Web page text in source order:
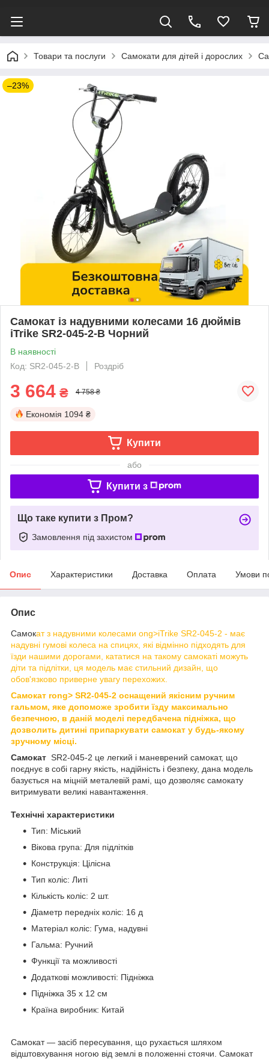
Товари та послуги Самокати для дітей і дорослих
–23%
Самокат із надувними колесами 16 дюймів
iTrike SR2-045-2-B Чорний
В наявності
Код: SR2-045-2-B
Роздріб
3 664 ₴ 4 758 ₴
Економія 1094 ₴
Купити
або
Купити з
Що таке купити з Пром?
Замовлення під захистом
Опис Характеристики Доставка Оплата Умови
Опис
Самокат з надувними колесами ong>iTrike SR2-045-2 - має
надувні гумові колеса на спицях, які відмінно підходять для
їзди нашими дорогами, кататися на такому самокаті можуть
діти та підлітки, ця модель має стильний дизайн, що
обов'язково приверне увагу перехожих.
Самокат rong> SR2-045-2 оснащений якісним ручним
гальмом, яке допоможе зробити їзду максимально
безпечною, в даній моделі передбачена підніжка, що
дозволить дитині припаркувати самокат у будь-якому
зручному місці.
Самокат SR2-045-2 це легкий і маневрений самокат, що
поєднує в собі гарну якість, надійність і безпеку, дана модель
базується на міцній металевій рамі, що дозволяє самокату
витримувати великі навантаження.
Технічні характеристики
Тип: Міський
Вікова група: Для підлітків
Конструкція: Цілісна
Тип коліс: Литі
Кількість коліс: 2 шт.
Діаметр передніх коліс: 16 д
Матеріал коліс: Гума, надувні
Гальма: Ручний
Функції та можливості
Додаткові можливості: Підніжка
Підніжка 35 х 12 см
Країна виробник: Китай
Самокат — засіб пересування, що рухається шляхом
відштовхування ногою від землі в положенні стоячи. Самокат